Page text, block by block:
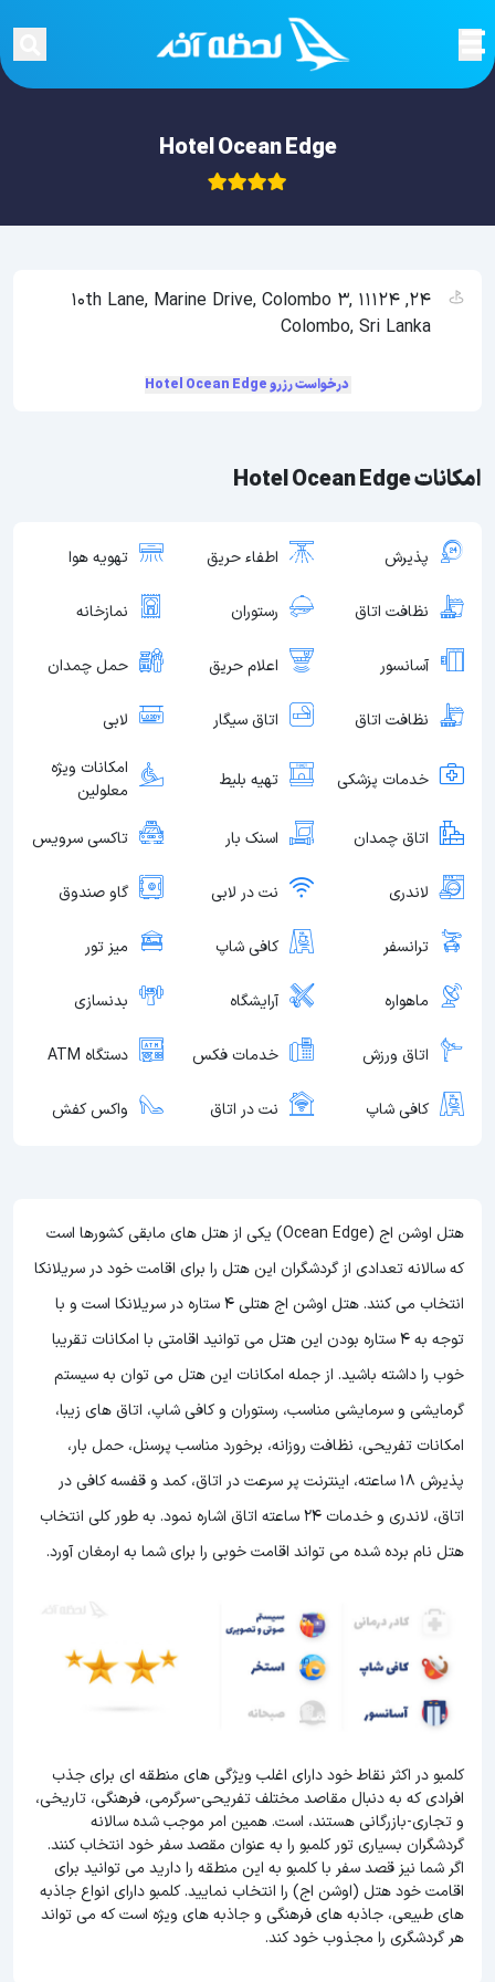
Hotel Ocean Edge
امکانات Hotel Ocean Edge
پذیرش اطفاء حریق تهویه هوا
نظافت اتاق رستوران نمازخانه
آسانسور اعلام حریق حمل چمدان
نظافت اتاق اتاق سیگار لابی
خدمات پزشکی تهیه بلیط
امکانات ویژه
معلولین
اتاق چمدان اسنک بار تاکسی سرویس
لاندری نت در لابی گاو صندوق
ترانسفر کافی شاپ میز تور
ماهواره آرایشگاه بدنسازی
اتاق ورزش خدمات فکس دستگاه ATM
کافی شاپ نت در اتاق واکس کفش
هتل اوشن اج (Ocean Edge) یکی از هتل های مابقی کشورها است
که سالانه تعدادی از گردشگران این هتل را برای اقامت خود در سریلانکا
انتخاب می کنند. هتل اوشن اج هتلی 4 ستاره در سریلانکا است و با
توجه به 4 ستاره بودن این هتل
می توانید اقامتی با امکانات تقریبا
خوب را داشته باشید. از جمله امکانات این هتل می توان به سیستم
گرمایشی و سرمایشی مناسب، رستوران و کافی شاپ، اتاق های زیبا،
امکانات تفریحی، نظافت روزانه، برخورد مناسب پرسنل، حمل بار،
پذیرش 18 ساعته، اینترنت پر سرعت در اتاق، کمد و قفسه کافی در
اتاق، لاندری و خدمات 24 ساعته اتاق اشاره نمود. به طور کلی انتخاب
هتل نام برده شده می تواند اقامت خوبی را برای شما به ارمغان آورد.
کلمبو در اکثر نقاط خود دارای اغلب ویژگی های منطقه ای برای جذب
افرادی که به دنبال مقاصد مختلف تفریحی-سرگرمی، فرهنگی، تاریخی،
و تجاری-بازرگانی هستند، است. همین امر موجب شده سالانه
گردشگران بسیاری تور کلمبو را به عنوان مقصد سفر خود انتخاب کنند.
اگر شما نیز قصد سفر با کلمبو به این منطقه را دارید می توانید برای
اقامت خود هتل (اوشن اج) را انتخاب نمایید. کلمبو دارای انواع جاذبه
های طبیعی، جاذبه های فرهنگی و جاذبه های ویژه است که می تواند
هر گردشگری را مجذوب خود کند.
24, 10th Lane, Marine Drive, Colombo 3, 11124
Colombo, Sri Lanka
درخواست رزرو Hotel Ocean Edge